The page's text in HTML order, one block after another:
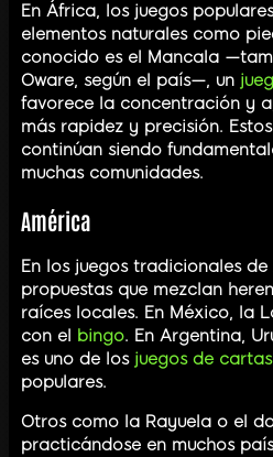
En África, los juegos
elementos naturales como
conocido es el Mancala
Oware, según el país—, un
favorece la concentración y
más rapidez y precisión.
continúan siendo
muchas comunidades.
América
En los juegos tradicionales
propuestas que mezclan
raíces locales. En México, la
con el
bingo. En Argentina,
es uno de los juegos de
populares.
Otros como la Rayuela o el
practicándose en muchos